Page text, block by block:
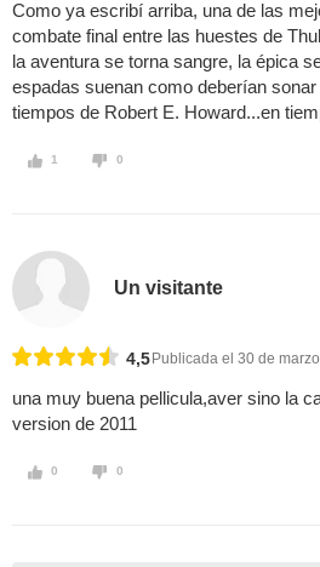
Como ya escribí arriba, una de las
combate final entre las huestes de
la aventura se torna sangre, la épica
espadas suenan como deberían
tiempos de Robert E. Howard...en
1 0
Un visitante
4,5 Publicada el 30 de
una muy buena pellicula,aver sino la
version de 2011
0 0